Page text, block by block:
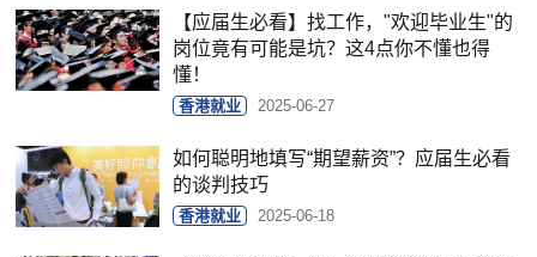
【应届生必看】找工作，"欢迎毕业生"的
岗位竟有可能是坑？这4点你不懂也得
懂！
香港就业 2025-06-27
如何聪明地填写“期望薪资”？应届生必看
的谈判技巧
香港就业 2025-06-18